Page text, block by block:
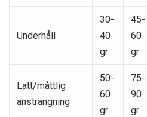
Underhåll
30-
40
gr
45-
60
gr
Lätt/måttlig
ansträngning
50-
60
gr
75-
90
gr